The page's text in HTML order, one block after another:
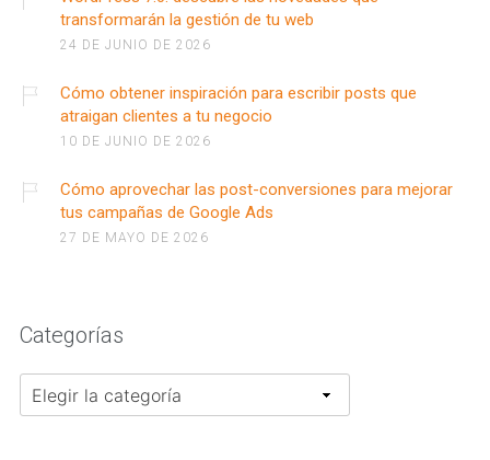
transformarán la gestión de tu web
24 DE JUNIO DE 2026
Cómo obtener inspiración para escribir posts que
atraigan clientes a tu negocio
10 DE JUNIO DE 2026
Cómo aprovechar las post-conversiones para mejorar
tus campañas de Google Ads
27 DE MAYO DE 2026
Categorías
Categorías